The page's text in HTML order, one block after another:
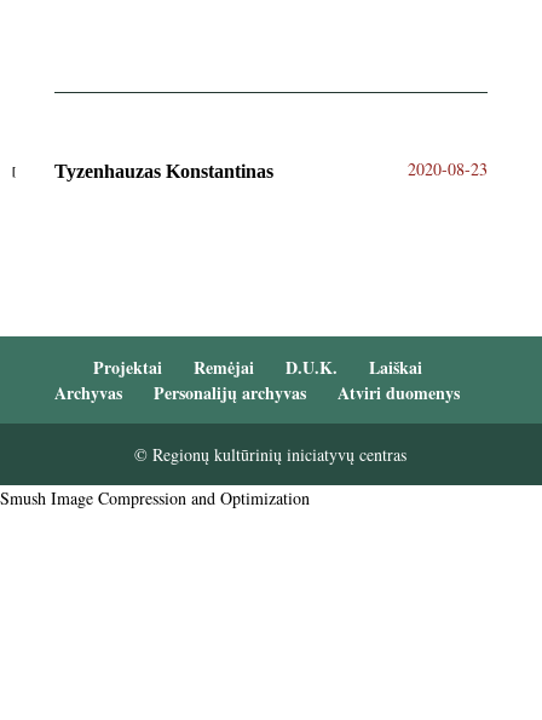
Tyzenhauzas Konstantinas 2020-08-23
Projektai Remėjai D.U.K.
Laiškai
Archyvas
Personalijų archyvas Atviri duomenys
© Regionų kultūrinių iniciatyvų centras
Smush Image Compression and Optimization